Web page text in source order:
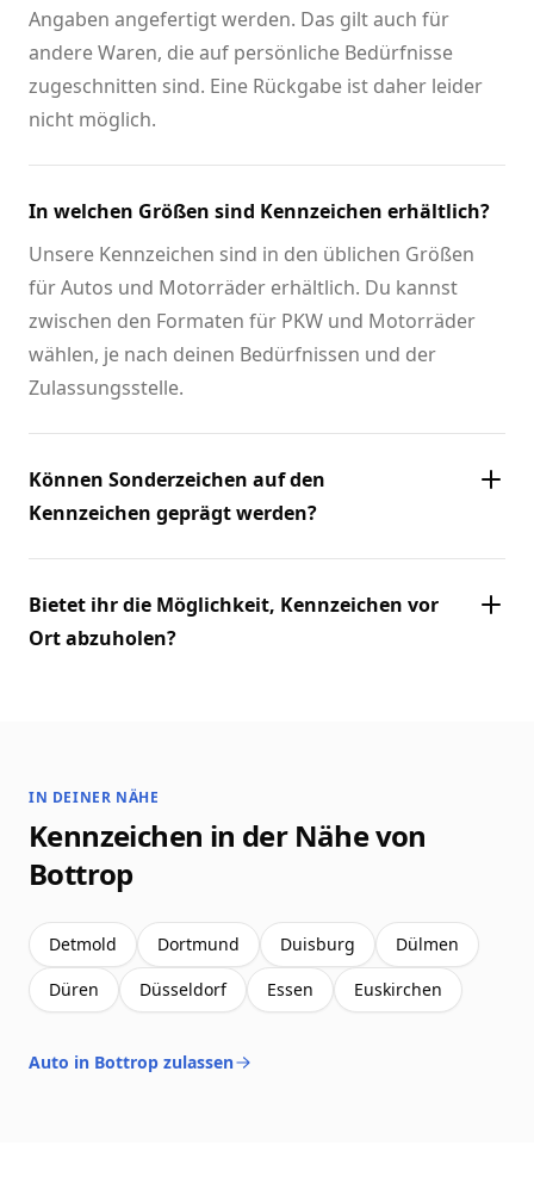
Angaben angefertigt werden. Das gilt auch für
andere Waren, die auf persönliche Bedürfnisse
zugeschnitten sind. Eine Rückgabe ist daher leider
nicht möglich.
In welchen Größen sind Kennzeichen erhältlich?
Unsere Kennzeichen sind in den üblichen Größen
für Autos und Motorräder erhältlich. Du kannst
zwischen den Formaten für PKW und Motorräder
wählen, je nach deinen Bedürfnissen und der
Zulassungsstelle.
Können Sonderzeichen auf den
Kennzeichen geprägt werden?
Bietet ihr die Möglichkeit, Kennzeichen vor
Ort abzuholen?
IN DEINER NÄHE
Kennzeichen in der Nähe von
Bottrop
Detmold Dortmund Duisburg
Dülmen
Düren
Düsseldorf Essen Euskirchen
Auto in Bottrop zulassen